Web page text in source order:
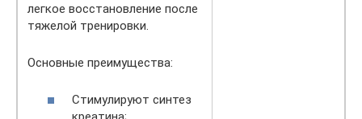
легкое восстановление после
тяжелой тренировки.
Основные преимущества:
Стимулируют синтез